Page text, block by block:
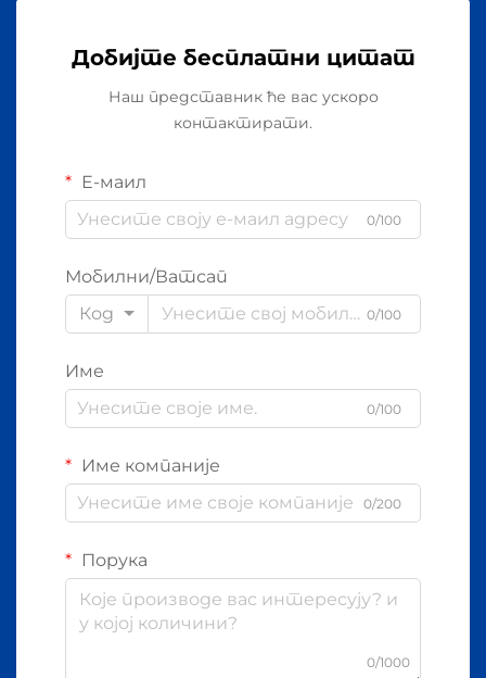
Добијте бесплатни цитат
Наш представник ће вас ускоро
контактирати.
Е-маил
0/100
Мобилни/Ватсап
Код
0/100
Име
0/100
Име компаније
0/200
Порука
0/1000